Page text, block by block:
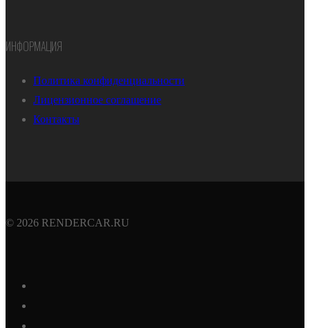
ИНФОРМАЦИЯ
Политика конфиденциальности
Лицензионное соглашение
Контакты
© 2026 RENDERCAR.RU